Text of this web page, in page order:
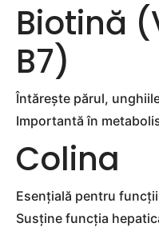
Biotină
B7)
Întărește părul,
Importantă în
Colina
Esențială pentru
Susține funcția